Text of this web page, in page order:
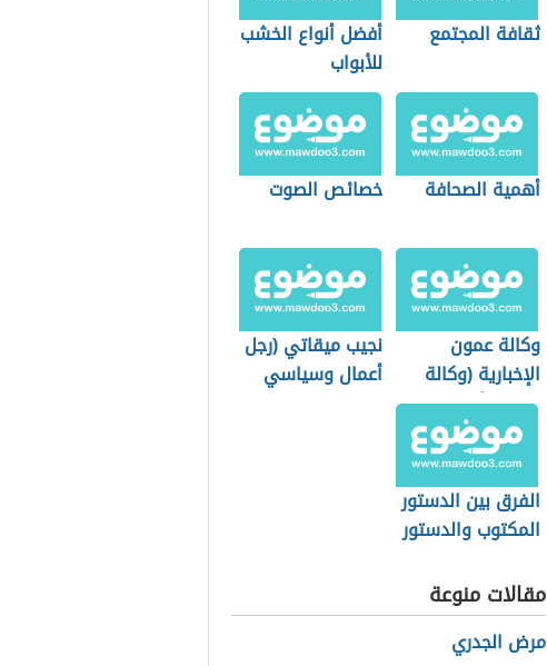
ثقافة المجتمع
أفضل أنواع الخشب
للأبواب
أهمية الصحافة خصائص الصوت
وكالة عمون
الإخبارية (وكالة
إخبارية أردنية
خاصة)
نجيب ميقاتي (رجل
أعمال وسياسي
الفرق بين الدستور
المكتوب والدستور
مقالات منوعة
مرض الجدري